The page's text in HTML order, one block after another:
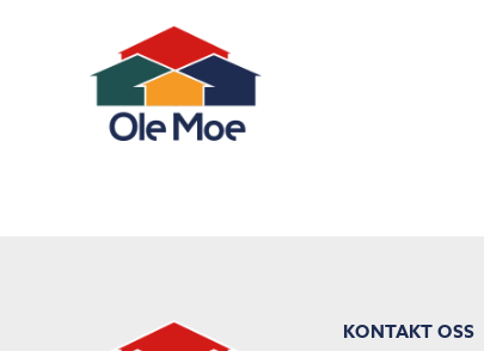
KONTAKT OSS